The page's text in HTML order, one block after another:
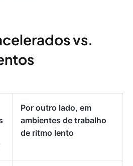
vs.
Por outro lado, em
ambientes de trabalho
de ritmo lento